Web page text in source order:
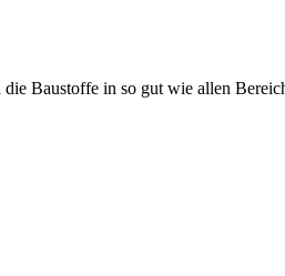
Baustoffe in so gut wie allen